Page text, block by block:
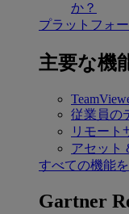
か？
プラットフォ
主要な機
従業員の
リモート
アセット
すべての機能
Gartner